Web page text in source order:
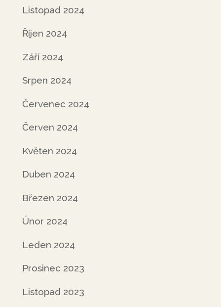
Listopad 2024
Říjen 2024
Září 2024
Srpen 2024
Červenec 2024
Červen 2024
Květen 2024
Duben 2024
Březen 2024
Únor 2024
Leden 2024
Prosinec 2023
Listopad 2023